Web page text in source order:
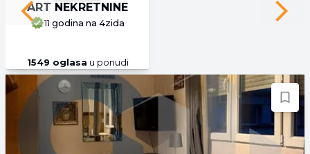
ART NEKRETNINE
11 godina na 4zida
1549 oglasa u ponudi
Previous slide Next